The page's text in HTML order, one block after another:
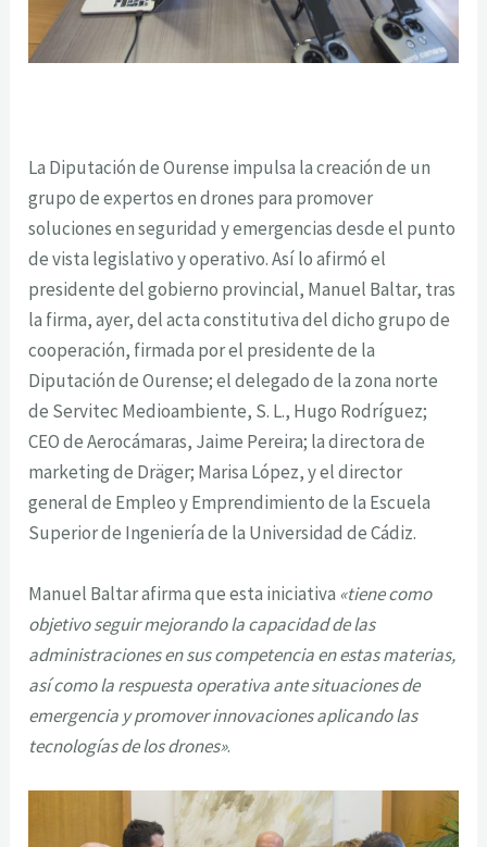
La Diputación de Ourense impulsa la creación de un
grupo de expertos en drones para promover
soluciones en seguridad y emergencias desde el punto
de vista legislativo y operativo. Así lo afirmó el
presidente del gobierno provincial, Manuel Baltar, tras
la firma, ayer, del acta constitutiva del dicho grupo de
cooperación, firmada por el presidente de la
Diputación de Ourense; el delegado de la zona norte
de Servitec Medioambiente, S. L., Hugo Rodríguez;
CEO de Aerocámaras, Jaime Pereira; la directora de
marketing de Dräger; Marisa López, y el director
general de Empleo y Emprendimiento de la Escuela
Superior de Ingeniería de la Universidad de Cádiz.
Manuel Baltar afirma que esta iniciativa «tiene como
objetivo seguir mejorando la capacidad de las
administraciones en sus competencia en estas materias,
así como la respuesta operativa ante situaciones de
emergencia y promover innovaciones aplicando las
tecnologías de los drones».